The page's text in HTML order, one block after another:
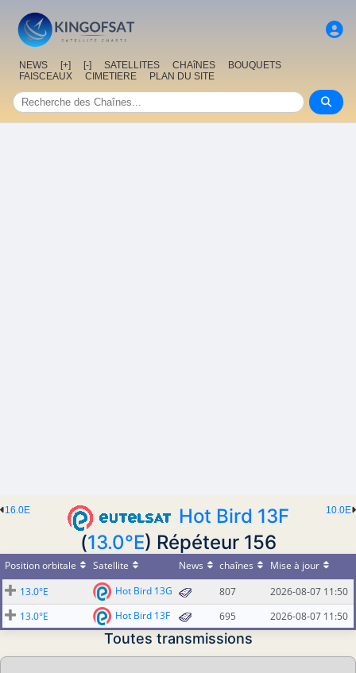
NEWS [+] [-] SATELLITES CHAîNES
BOUQUETS
FAISCEAUX
CIMETIERE PLAN DU SITE
10.0E
16.0E
Hot Bird 13F
(13.0°E) Répéteur 156
Position orbitale Satellite News chaînes
Mise à jour
13.0°E
Hot Bird 13G 807
2026-08-07 11:50
13.0°E
Hot Bird 13F 695 2026-08-07 11:50
Toutes transmissions